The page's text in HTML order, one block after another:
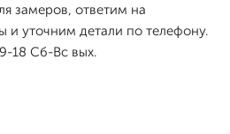
замеров, ответим на
и уточним детали по телефону.
18 Сб-Вс вых.